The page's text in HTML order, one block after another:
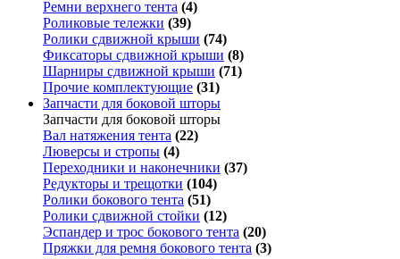
Ремни верхнего тента (4)
Роликовые тележки (39)
Ролики сдвижной крыши (74)
Фиксаторы сдвижной крыши (8)
Шарниры сдвижной крыши (71)
Прочие комплектующие (31)
Запчасти для боковой шторы
Запчасти для боковой шторы
Вал натяжения тента (22)
Люверсы и стропы (4)
Переходники и наконечники (37)
Редукторы и трещотки (104)
Ролики бокового тента (51)
Ролики сдвижной стойки (12)
Эспандер и трос бокового тента (20)
Пряжки для ремня бокового тента (3)